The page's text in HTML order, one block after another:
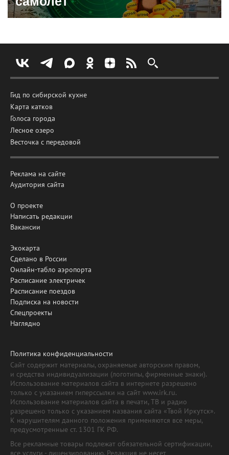
Гид по сибирской кухне
Карта катков
Голоса города
Лесное озеро
Весточка с передовой
Реклама на сайте
Аудитория сайта
О проекте
Написать редакции
Вакансии
Экокарта
Сделано в России
Онлайн-табло аэропорта
Расписание электричек
Расписание поездов
Подписка на новости
Спецпроекты
Наглядно
Политика конфиденциальности
Сайт содержит материалы, охраняемые авторским правом,
и средства индивидуализации (логотипы, фирменные знаки).
Использование материалов сайта в интернете разрешено
только с указанием гиперссылки на сайт www.irk.ru.
Использование материалов сайта в печати, ТВ и радио
разрешено только с указанием названия сайта «Твой Иркутск».
К нарушителям данного положения применяются все меры,
предусмотренные ст. 1301 ГК РФ.
Все рекламные товары подлежат обязательной сертификации,
все услуги - лицензированию. Редакция не несет